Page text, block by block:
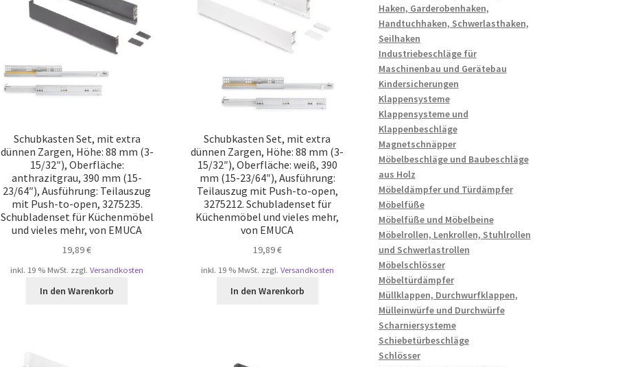
Schubkasten Set, mit extra
dünnen Zargen, Höhe: 88 mm (3-
15/32″), Oberfläche:
anthrazitgrau, 390 mm (15-
23/64″), Ausführung: Teilauszug
mit Push-to-open, 3275235.
Schubladenset für Küchenmöbel
und vieles mehr, von EMUCA
19,89€
inkl. 19 % MwSt. zzgl.Versandkosten
In den Warenkorb
Schubkasten Set, mit extra
dünnen Zargen, Höhe: 88 mm (3-
15/32″), Oberfläche: weiß, 390
mm (15-23/64″), Ausführung:
Teilauszug mit Push-to-open,
3275212. Schubladenset für
Küchenmöbel und vieles mehr,
von EMUCA
19,89€
inkl. 19 % MwSt. zzgl. Versandkosten
In den Warenkorb
Haken, Garderobenhaken,
Handtuchhaken, Schwerlasthaken,
Seilhaken
Industriebeschläge für
Maschinenbau und Gerätebau
Kindersicherungen
Klappensysteme
Klappensysteme und
Klappenbeschläge
Magnetschnäpper
Möbelbeschläge und Baubeschläge
aus Holz
Möbeldämpfer und Türdämpfer
Möbelfüße
Möbelfüße und Möbelbeine
Möbelrollen, Lenkrollen, Stuhlrollen
und Schwerlastrollen
Möbelschlösser
Möbeltürdämpfer
Müllklappen, Durchwurfklappen,
Mülleinwürfe und Durchwürfe
Scharniersysteme
Schiebetürbeschläge
Schlösser